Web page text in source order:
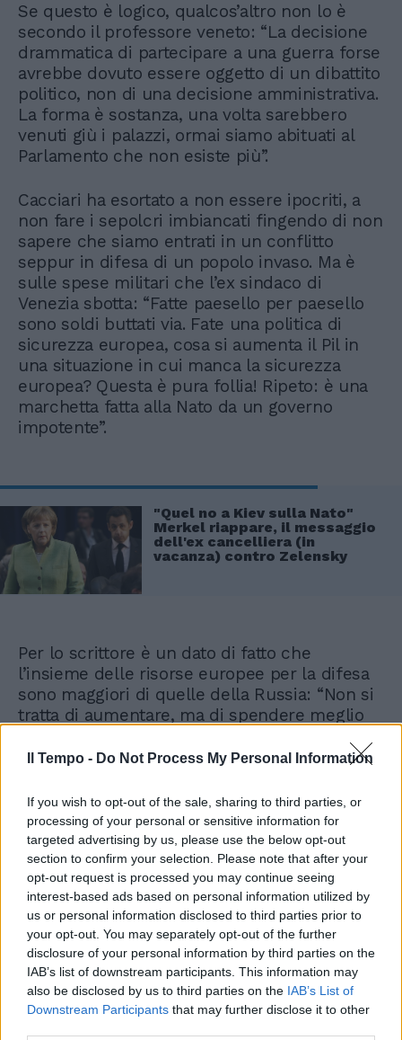
Il Tempo - Do Not Process My Personal Information
If you wish to opt-out of the sale, sharing to third parties, or
processing of your personal or sensitive information for
targeted advertising by us, please use the below opt-out
section to confirm your selection. Please note that after your
opt-out request is processed you may continue seeing
interest-based ads based on personal information utilized by
us or personal information disclosed to third parties prior to
your opt-out. You may separately opt-out of the further
disclosure of your personal information by third parties on the
IAB’s list of downstream participants. This information may
also be disclosed by us to third parties on the IAB’s List of
Downstream Participants that may further disclose it to other
Se questo è logico, qualcos’altro non lo è
secondo il professore veneto: “La decisione
drammatica di partecipare a una guerra forse
avrebbe dovuto essere oggetto di un dibattito
politico, non di una decisione amministrativa.
La forma è sostanza, una volta sarebbero
venuti giù i palazzi, ormai siamo abituati al
Parlamento che non esiste più”.
Cacciari ha esortato a non essere ipocriti, a
non fare i sepolcri imbiancati fingendo di non
sapere che siamo entrati in un conflitto
seppur in difesa di un popolo invaso. Ma è
sulle spese militari che l’ex sindaco di
Venezia sbotta: “Fatte paesello per paesello
sono soldi buttati via. Fate una politica di
sicurezza europea, cosa si aumenta il Pil in
una situazione in cui manca la sicurezza
europea? Questa è pura follia! Ripeto: è una
marchetta fatta alla Nato da un governo
impotente”.
"Quel no a Kiev sulla Nato"
Merkel riappare, il messaggio
dell'ex cancelliera (in
vacanza) contro Zelensky
Per lo scrittore è un dato di fatto che
l’insieme delle risorse europee per la difesa
sono maggiori di quelle della Russia: “Non si
tratta di aumentare, ma di spendere meglio
non c’è nessun obbligo nei confronti della
Caracciolo non condivide: “Non si tratta di
spendere per spendere, ma perché è
cambiata la guerra. Siamo tornati agli
schieramenti come nella seconda guerra
mondiale e la Germania riarma in modo
colossale: 102 miliardi di euro, sarà il terzo
Paese al mondo. Mi pare complicato per un
Paese come il nostro pensare che tutto resti
come prima. Bisogna riarmare bene e capire
cos’è la difesa comune. Noi non abbiamo gli
stessi interessi dei polacchi e viceversa, se ci